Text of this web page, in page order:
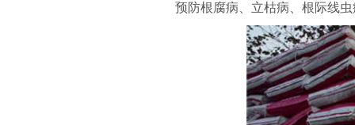
预防根腐病、立枯病、根际线